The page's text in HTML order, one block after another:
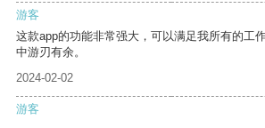
游客
这款app的功能非常强大，可以满足我所有的工
中游刃有余。
2024-02-02
游客